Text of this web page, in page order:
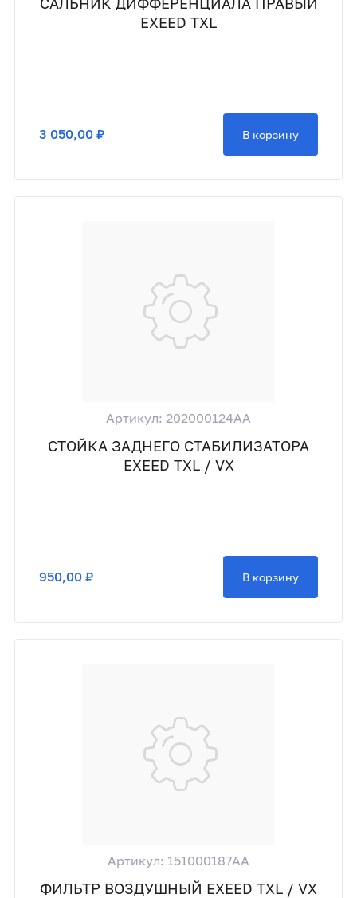
EXEED TXL
3 050,00 ₽ В корзину
Артикул: 202000124AA
СТОЙКА ЗАДНЕГО СТАБИЛИЗАТОРА
EXEED TXL / VX
950,00 ₽ В корзину
Артикул: 151000187AA
ФИЛЬТР ВОЗДУШНЫЙ EXEED TXL / VX